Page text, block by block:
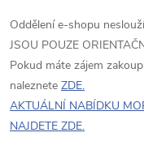
Oddělení e-shopu
JSOU POUZE
Pokud máte zájem
naleznete ZDE.
AKTUÁLNÍ NABÍDKU
NAJDETE ZDE.